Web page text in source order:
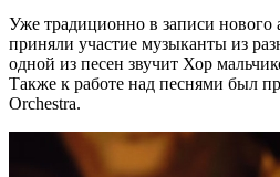
Уже традиционно в записи нового
приняли участие музыканты из
одной из песен звучит Хор
Также к работе над песнями был
Orchestra.